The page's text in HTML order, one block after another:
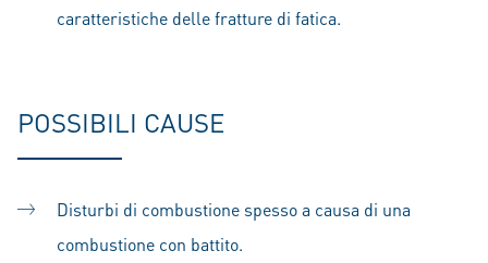
caratteristiche delle fratture di fatica.
POSSIBILI CAUSE
Disturbi di combustione spesso a causa di una
combustione con battito.